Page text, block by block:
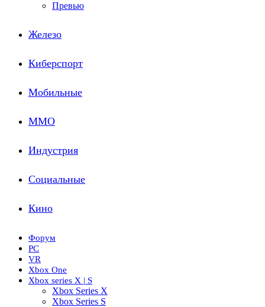
Превью
Железо
Киберспорт
Мобильные
ММО
Индустрия
Социальные
Кино
Форум
PC
VR
Xbox One
Xbox series X | S
Xbox Series X
Xbox Series S